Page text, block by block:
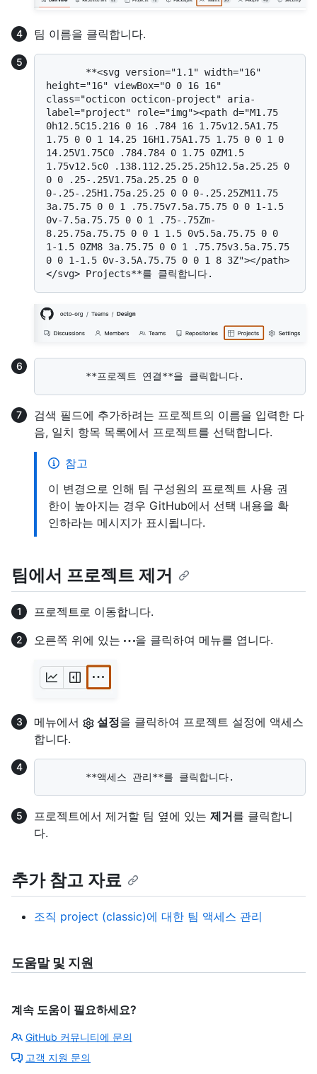
팀 이름을 클릭합니다.
height="16" viewBox="0 0 16 16"
class="octicon octicon-project" aria-
label="project" role="img"><path d="M1.75
0h12.5C15.216 0 16 .784 16 1.75v12.5A1.75
1.75 0 0 1 14.25 16H1.75A1.75 1.75 0 0 1 0
14.25V1.75C0 .784.784 0 1.75 0ZM1.5
1.75v12.5c0 .138.112.25.25.25h12.5a.25.25 0
0 0 .25-.25V1.75a.25.25 0 0
0-.25-.25H1.75a.25.25 0 0 0-.25.25ZM11.75
3a.75.75 0 0 1 .75.75v7.5a.75.75 0 0 1-1.5
0v-7.5a.75.75 0 0 1 .75-.75Zm-
8.25.75a.75.75 0 0 1 1.5 0v5.5a.75.75 0 0
1-1.5 0ZM8 3a.75.75 0 0 1 .75.75v3.5a.75.75
0 0 1-1.5 0v-3.5A.75.75 0 0 1 8 3Z"></path>
검색 필드에 추가하려는 프로젝트의 이름을 입력한 다
음, 일치 항목 목록에서 프로젝트를 선택합니다.
참고
이 변경으로 인해 팀 구성원의 프로젝트 사용 권
한이 높아지는 경우 GitHub에서 선택 내용을 확
인하라는 메시지가 표시됩니다.
팀에서 프로젝트 제거
프로젝트로 이동합니다.
오른쪽 위에 있는
을 클릭하여 메뉴를 엽니다.
메뉴에서 설정을 클릭하여 프로젝트 설정에 액세스
합니다.
프로젝트에서 제거할 팀 옆에 있는 제거를 클릭합니
다.
추가 참고 자료
조직 project (classic)에 대한 팀 액세스 관리
도움말 및 지원
계속 도움이 필요하세요?
GitHub 커뮤니티에 문의
고객 지원 문의